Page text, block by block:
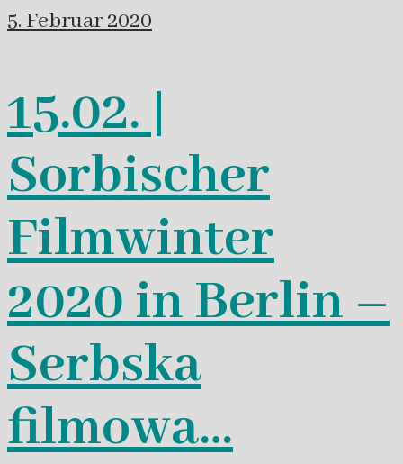
5. Februar 2020
15.02. |
Sorbischer
Filmwinter
2020 in Berlin –
Serbska
filmowa…